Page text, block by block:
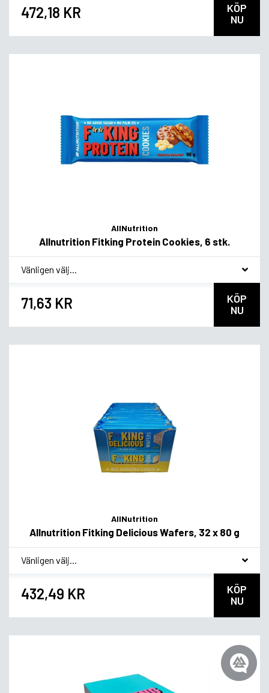
472,18 KR
KÖP
NU
AllNutrition
Allnutrition Fitking Protein Cookies, 6 stk.
* Smakvariant
71,63 KR
KÖP
NU
AllNutrition
Allnutrition Fitking Delicious Wafers, 32 x 80 g
* Smakvariant
432,49 KR
KÖP
NU